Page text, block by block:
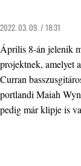
2022. 03. 09. / 18:31
Április 8-án jelenik
projektnek, amelyet
Curran
portlandi Maiah
pedig már klipje is